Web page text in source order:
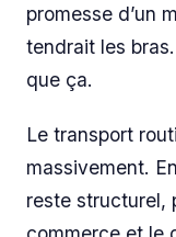
promesse d’un
tendrait les
que ça.
Le transport
massivement.
reste structurel,